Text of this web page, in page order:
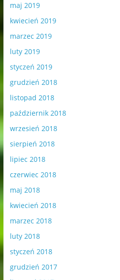
maj 2019
kwiecień 2019
marzec 2019
luty 2019
styczeń 2019
grudzień 2018
listopad 2018
październik 2018
wrzesień 2018
sierpień 2018
lipiec 2018
czerwiec 2018
maj 2018
kwiecień 2018
marzec 2018
luty 2018
styczeń 2018
grudzień 2017